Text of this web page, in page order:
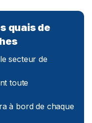
quais de
secteur de
toute
à bord de chaque